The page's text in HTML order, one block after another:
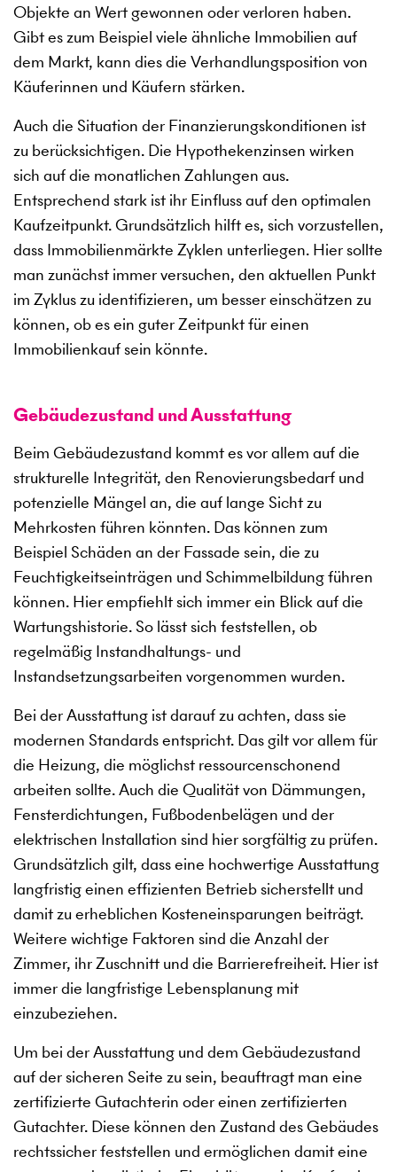
Objekte an Wert gewonnen oder verloren haben.
Gibt es zum Beispiel viele ähnliche Immobilien auf
dem Markt, kann dies die Verhandlungsposition von
Käuferinnen und Käufern stärken.
Auch die Situation der Finanzierungskonditionen ist
zu berücksichtigen. Die Hypothekenzinsen wirken
sich auf die monatlichen Zahlungen aus.
Entsprechend stark ist ihr Einfluss auf den optimalen
Kaufzeitpunkt. Grundsätzlich hilft es, sich vorzustellen,
dass Immobilienmärkte Zyklen unterliegen. Hier sollte
man zunächst immer versuchen, den aktuellen Punkt
im Zyklus zu identifizieren, um besser einschätzen zu
können, ob es ein guter Zeitpunkt für einen
Immobilienkauf sein könnte.
Gebäudezustand und Ausstattung
Beim Gebäudezustand kommt es vor allem auf die
strukturelle Integrität, den Renovierungsbedarf und
potenzielle Mängel an, die auf lange Sicht zu
Mehrkosten führen könnten. Das können zum
Beispiel Schäden an der Fassade sein, die zu
Feuchtigkeitseinträgen und Schimmelbildung führen
können. Hier empfiehlt sich immer ein Blick auf die
Wartungshistorie. So lässt sich feststellen, ob
regelmäßig Instandhaltungs- und
Instandsetzungsarbeiten vorgenommen wurden.
Bei der Ausstattung ist darauf zu achten, dass sie
modernen Standards entspricht. Das gilt vor allem für
die Heizung, die möglichst ressourcenschonend
arbeiten sollte. Auch die Qualität von Dämmungen,
Fensterdichtungen, Fußbodenbelägen und der
elektrischen Installation sind hier sorgfältig zu prüfen.
Grundsätzlich gilt, dass eine hochwertige Ausstattung
langfristig einen effizienten Betrieb sicherstellt und
damit zu erheblichen Kosteneinsparungen beiträgt.
Weitere wichtige Faktoren sind die Anzahl der
Zimmer, ihr Zuschnitt und die Barrierefreiheit. Hier ist
immer die langfristige Lebensplanung mit
einzubeziehen.
Um bei der Ausstattung und dem Gebäudezustand
auf der sicheren Seite zu sein, beauftragt man eine
zertifizierte Gutachterin oder einen zertifizierten
Gutachter. Diese können den Zustand des Gebäudes
rechtssicher feststellen und ermöglichen damit eine